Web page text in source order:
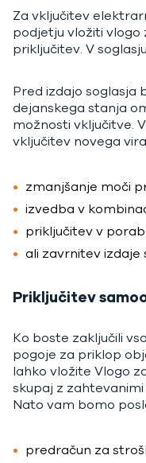
Za vključitev
podjetju vložiti vlogo
priključitev. V
Pred izdajo
dejanskega stanja
možnosti vključitve.
vključitev novega
zmanjšanje moči
izvedba v
priključitev v
ali zavrnitev izdaje
Priključitev
Ko boste zaključili
pogoje za priklop
lahko vložite Vlogo
skupaj z
Nato vam bomo
predračun za